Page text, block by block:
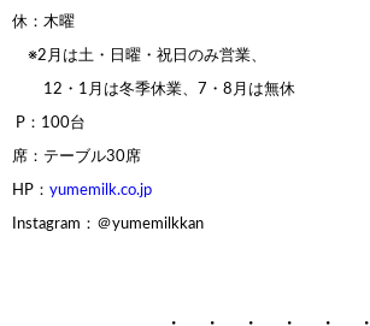
休：木曜
※2月は土・日曜・祝日のみ営業、
12・1月は冬季休業、 7・8月は無休
P：100台
席：テーブル30席
HP： yumemilk.co.jp
Instagram：＠yumemilkkan